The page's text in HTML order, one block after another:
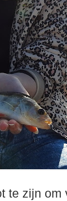
te zijn om